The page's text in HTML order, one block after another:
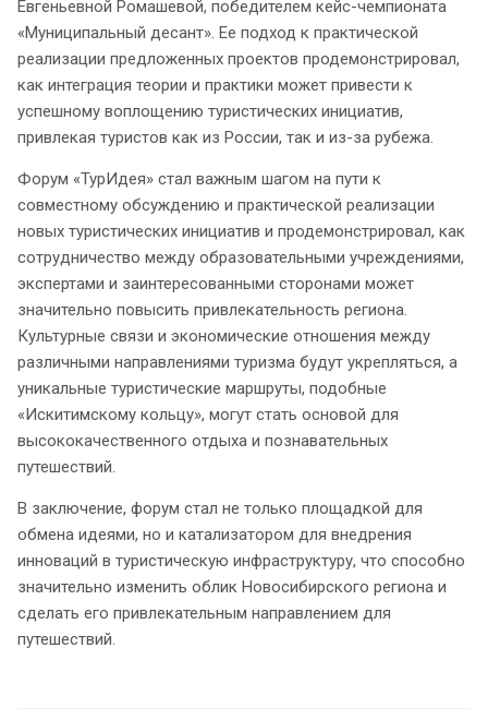
Евгеньевной Ромашевой, победителем кейс-чемпионата
«Муниципальный десант». Ее подход к практической
реализации предложенных проектов продемонстрировал,
как интеграция теории и практики может привести к
успешному воплощению туристических инициатив,
привлекая туристов как из России, так и из-за рубежа.
Форум «ТурИдея» стал важным шагом на пути к
совместному обсуждению и практической реализации
новых туристических инициатив и продемонстрировал, как
сотрудничество между образовательными учреждениями,
экспертами и заинтересованными сторонами может
значительно повысить привлекательность региона.
Культурные связи и экономические отношения между
различными направлениями туризма будут укрепляться, а
уникальные туристические маршруты, подобные
«Искитимскому кольцу», могут стать основой для
высококачественного отдыха и познавательных
путешествий.
В заключение, форум стал не только площадкой для
обмена идеями, но и катализатором для внедрения
инноваций в туристическую инфраструктуру, что способно
значительно изменить облик Новосибирского региона и
сделать его привлекательным направлением для
путешествий.